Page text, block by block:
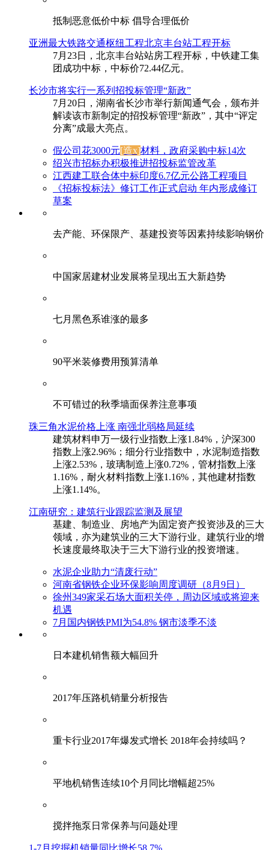
抵制恶意低价中标 倡导合理低价
亚洲最大铁路交通枢纽工程北京丰台站工程开标
7月23日，北京丰台站站房工程开标，中铁建工集
团成功中标，中标价72.44亿元。
长沙市将实行一系列招投标管理“新政”
7月20日，湖南省长沙市举行新闻通气会，颁布并
解读该市新制定的招投标管理“新政”，其中“评定
分离”成最大亮点。
假公司花3000元[造x]材料，政府采购中标14次
绍兴市招标办积极推进招投标监管改革
江西建工联合体中标印度6.7亿元公路工程项目
《招标投标法》修订工作正式启动 年内形成修订
草案
去产能、环保限产、基建投资等因素持续影响钢价
中国家居建材业发展将呈现出五大新趋势
七月黑色系谁涨的最多
90平米装修费用预算清单
不可错过的秋季墙面保养注意事项
珠三角水泥价格上涨 南强北弱格局延续
建筑材料申万一级行业指数上涨1.84%，沪深300
指数上涨2.96%；细分行业指数中，水泥制造指数
上涨2.53%，玻璃制造上涨0.72%，管材指数上涨
1.16%，耐火材料指数上涨1.16%，其他建材指数
上涨1.14%。
江南研究：建筑行业跟踪监测及展望
基建、制造业、房地产为固定资产投资涉及的三大
领域，亦为建筑业的三大下游行业。建筑行业的增
长速度最终取决于三大下游行业的投资增速。
水泥企业助力“清废行动”
河南省钢铁企业环保影响周度调研（8月9日）
徐州349家采石场大面积关停，周边区域或将迎来
机遇
7月国内钢铁PMI为54.8% 钢市淡季不淡
日本建机销售额大幅回升
2017年压路机销量分析报告
重卡行业2017年爆发式增长 2018年会持续吗？
平地机销售连续10个月同比增幅超25%
搅拌拖泵日常保养与问题处理